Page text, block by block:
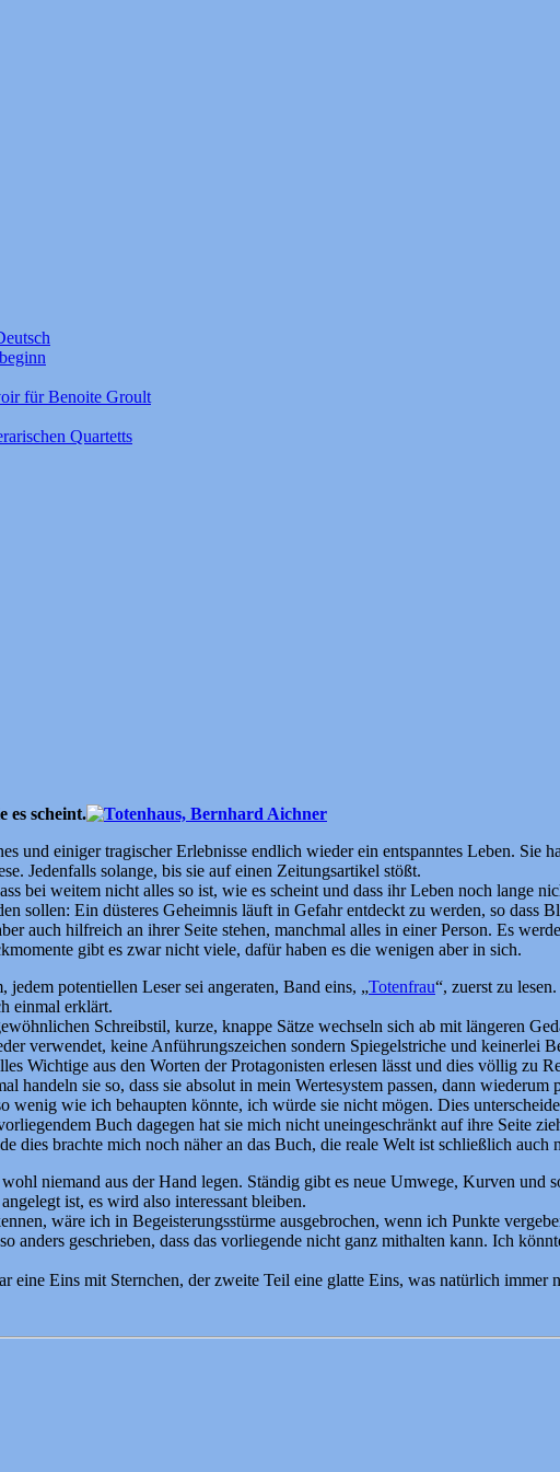
für Benoite Groult
Quartetts
es scheint.
und einiger tragischer Erlebnisse endlich wieder ein entspanntes Leben.
Jedenfalls solange, bis sie auf einen Zeitungsartikel stößt.
bei weitem nicht alles so ist, wie es scheint und dass ihr Leben noch lange
sollen: Ein düsteres Geheimnis läuft in Gefahr entdeckt zu werden, so dass
auch hilfreich an ihrer Seite stehen, manchmal alles in einer Person. Es
gibt es zwar nicht viele, dafür haben es die wenigen aber in sich.
potentiellen Leser sei angeraten, Band eins, „Totenfrau“, zuerst zu
einmal erklärt.
Schreibstil, kurze, knappe Sätze wechseln sich ab mit längeren
verwendet, keine Anführungszeichen sondern Spiegelstriche und keinerlei
Wichtige aus den Worten der Protagonisten erlesen lässt und dies völlig zu
handeln sie so, dass sie absolut in mein Wertesystem passen, dann
wenig wie ich behaupten könnte, ich würde sie nicht mögen. Dies
Buch dagegen hat sie mich nicht uneingeschränkt auf ihre Seite
dies brachte mich noch näher an das Buch, die reale Welt ist schließlich
niemand aus der Hand legen. Ständig gibt es neue Umwege, Kurven und
ist, es wird also interessant bleiben.
wäre ich in Begeisterungsstürme ausgebrochen, wenn ich Punkte
anders geschrieben, dass das vorliegende nicht ganz mithalten kann. Ich
eine Eins mit Sternchen, der zweite Teil eine glatte Eins, was natürlich immer